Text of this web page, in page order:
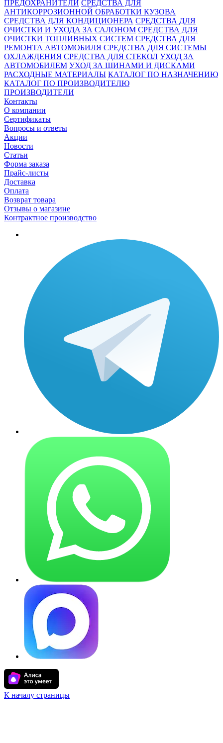
ПРЕДОХРАНИТЕЛИ СРЕДСТВА ДЛЯ
АНТИКОРРОЗИОННОЙ ОБРАБОТКИ КУЗОВА
СРЕДСТВА ДЛЯ КОНДИЦИОНЕРА СРЕДСТВА ДЛЯ
ОЧИСТКИ И УХОДА ЗА САЛОНОМ СРЕДСТВА ДЛЯ
ОЧИСТКИ ТОПЛИВНЫХ СИСТЕМ СРЕДСТВА ДЛЯ
РЕМОНТА АВТОМОБИЛЯ СРЕДСТВА ДЛЯ СИСТЕМЫ
ОХЛАЖДЕНИЯ СРЕДСТВА ДЛЯ СТЕКОЛ УХОД ЗА
АВТОМОБИЛЕМ УХОД ЗА ШИНАМИ И ДИСКАМИ
РАСХОДНЫЕ МАТЕРИАЛЫ КАТАЛОГ ПО НАЗНАЧЕНИЮ
КАТАЛОГ ПО ПРОИЗВОДИТЕЛЮ
ПРОИЗВОДИТЕЛИ
Контакты
О компании
Сертификаты
Вопросы и ответы
Акции
Новости
Статьи
Форма заказа
Прайс-листы
Доставка
Оплата
Возврат товара
Отзывы о магазине
Контрактное производство
К началу страницы